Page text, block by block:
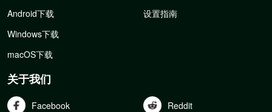
Android下载
Windows下载
macOS下载
设置指南
关于我们
Facebook Reddit